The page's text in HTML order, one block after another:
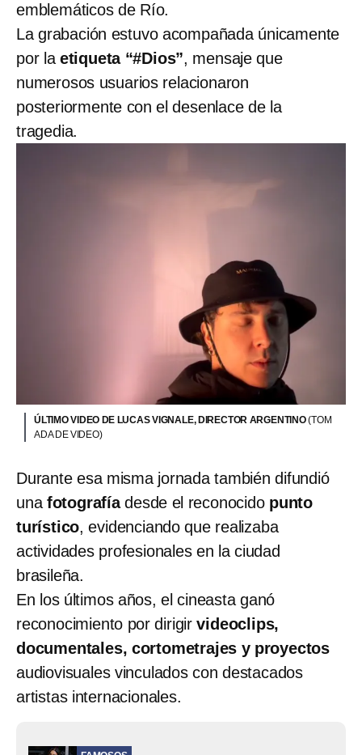
emblemáticos de Río.
La grabación estuvo acompañada únicamente
por la etiqueta “#Dios”, mensaje que
numerosos usuarios relacionaron
posteriormente con el desenlace de la
tragedia.
ÚLTIMO VIDEO DE LUCAS VIGNALE, DIRECTOR ARGENTINO(TOM
ADA DE VIDEO)
Durante esa misma jornada también difundió
una fotografíadesde el reconocido punto
turístico, evidenciando que realizaba
actividades profesionales en la ciudad
brasileña.
En los últimos años, el cineasta ganó
reconocimiento por dirigirvideoclips,
documentales, cortometrajes y proyectos
audiovisuales vinculados con destacados
artistas internacionales.